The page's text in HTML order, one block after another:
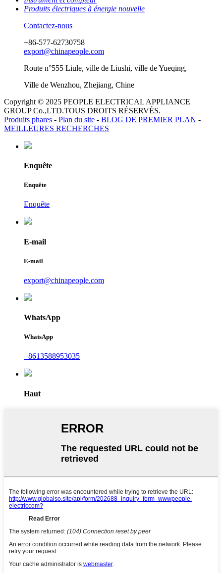
Produits électriques à énergie nouvelle
Contactez-nous
+86-577-62730758
export@chinapeople.com
Route n°555 Liule, ville de Liushi, ville de Yueqing,
Ville de Wenzhou, Zhejiang, Chine
Copyright © 2025 PEOPLE ELECTRICAL APPLIANCE
GROUP Co.,LTD.TOUS DROITS RÉSERVÉS.
Produits phares - Plan du site - BLOG DE PREMIER PLAN -
MEILLEURES RECHERCHES
Enquête
Enquête
Enquête
E-mail
E-mail
export@chinapeople.com
WhatsApp
WhatsApp
+8613588953035
Haut